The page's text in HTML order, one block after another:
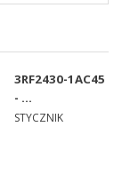
3RF2430-1AC45
- ...
STYCZNIK